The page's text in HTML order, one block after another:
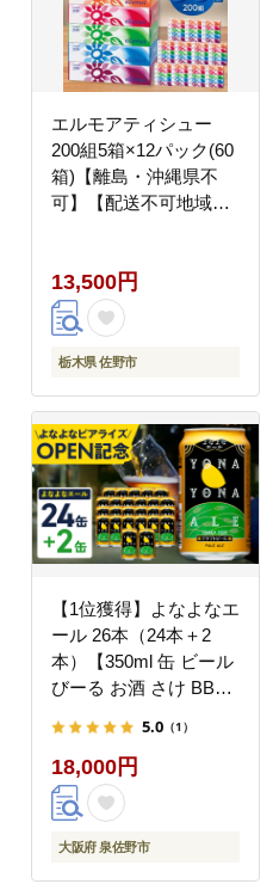
エルモアティシュー
200組5箱×12パック(60
箱)【離島・沖縄県不
可】【配送不可地域：
13,500円
栃木県 佐野市
【1位獲得】よなよなエ
ール 26本（24本＋2
本）【350ml 缶 ビール
びーる お酒 さけ BBQ
家計応援 特別規格 ヤッ
ホーブルーイング】
G3897-1
5.0 （1）
18,000円
大阪府 泉佐野市